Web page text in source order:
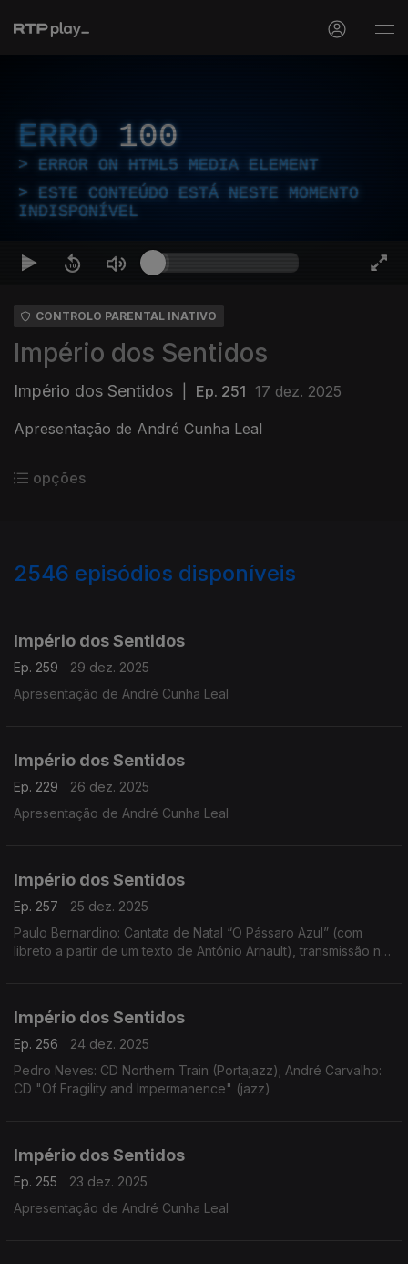
ERRO 100
ERROR ON HTML5 MEDIA ELEMENT
ESTE CONTEÚDO ESTÁ NESTE MOMENTO
INDISPONÍVEL
CONTROLO PARENTAL INATIVO
Império dos Sentidos
Império dos Sentidos Ep. 251 17 dez. 2025
Apresentação de André Cunha Leal
opções
2546 episódios disponíveis
Império dos Sentidos
Ep. 259
29 dez. 2025
Apresentação de André Cunha Leal
Império dos Sentidos
Ep. 229
26 dez. 2025
Apresentação de André Cunha Leal
Império dos Sentidos
Ep. 257
25 dez. 2025
Paulo Bernardino: Cantata de Natal “O Pássaro Azul” (com
libreto a partir de um texto de António Arnault), transmissão na
Império dos Sentidos
Ep. 256
24 dez. 2025
Pedro Neves: CD Northern Train (Portajazz); André Carvalho:
CD "Of Fragility and Impermanence" (jazz)
Império dos Sentidos
Ep. 255
23 dez. 2025
Apresentação de André Cunha Leal